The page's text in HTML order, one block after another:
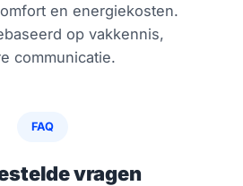
en energiekosten.
op vakkennis,
communicatie.
FAQ
vragen